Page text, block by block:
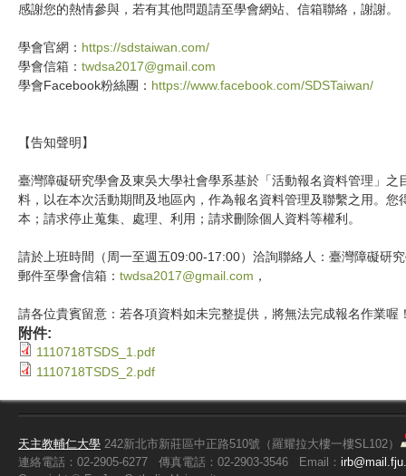
感謝您的熱情參與，若有其他問題請至學會網站、信箱聯絡，謝謝。
學會官網： https://sdstaiwan.com/
學會信箱： twdsa2017@gmail.com
學會Facebook粉絲團： https://www.facebook.com/SDSTaiwan/
【告知聲明】
臺灣障礙研究學會及東吳大學社會學系基於「活動報名資料管理」
料，以在本次活動期間及地區內，作為報名資料管理及聯繫之用。
本；請求停止蒐集、處理、利用；請求刪除個人資料等權利。
請於上班時間（周一至週五09:00-17:00）洽詢聯絡人：臺灣障礙研
郵件至學會信箱： twdsa2017@gmail.com ，
請各位貴賓留意：若各項資料如未完整提供，將無法完成報名作業喔
附件:
1110718TSDS_1.pdf
1110718TSDS_2.pdf
天主教輔仁大學 242新北市新莊區中正路510號（羅耀拉大樓一樓SL102）
連絡電話：02-2905-6277
傳真電話：02-2903-3546 Email：